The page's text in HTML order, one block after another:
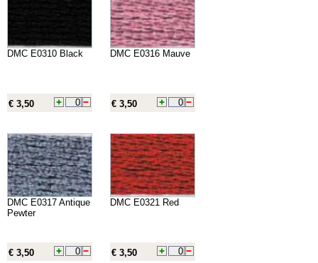
DMC E0310 Black
€ 3,50
DMC E0316 Mauve
€ 3,50
DMC E0317 Antique
Pewter
€ 3,50
DMC E0321 Red
€ 3,50